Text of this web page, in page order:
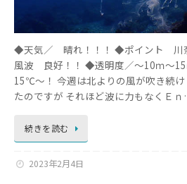
◆天気／ 晴れ！！！ ◆ポイント 川
風波 良好！！ ◆透明度／～10ｍ～
15℃～！ 今週は北よりの風が吹き続け
たのですが それほど波に力もなくＥ
続きを読む
2023年2月4日